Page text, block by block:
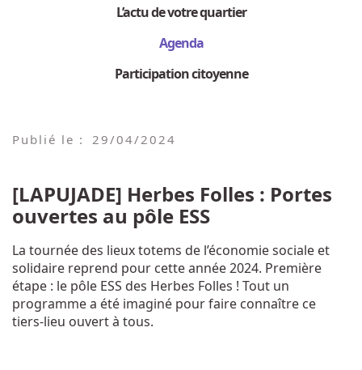
L’actu de votre quartier
Agenda
Participation citoyenne
Publié le : 29/04/2024
[LAPUJADE] Herbes Folles : Portes
ouvertes au pôle ESS
La tournée des lieux totems de l’économie sociale et
solidaire reprend pour cette année 2024. Première
étape : le pôle ESS des Herbes Folles ! Tout un
programme a été imaginé pour faire connaître ce
tiers-lieu ouvert à tous.